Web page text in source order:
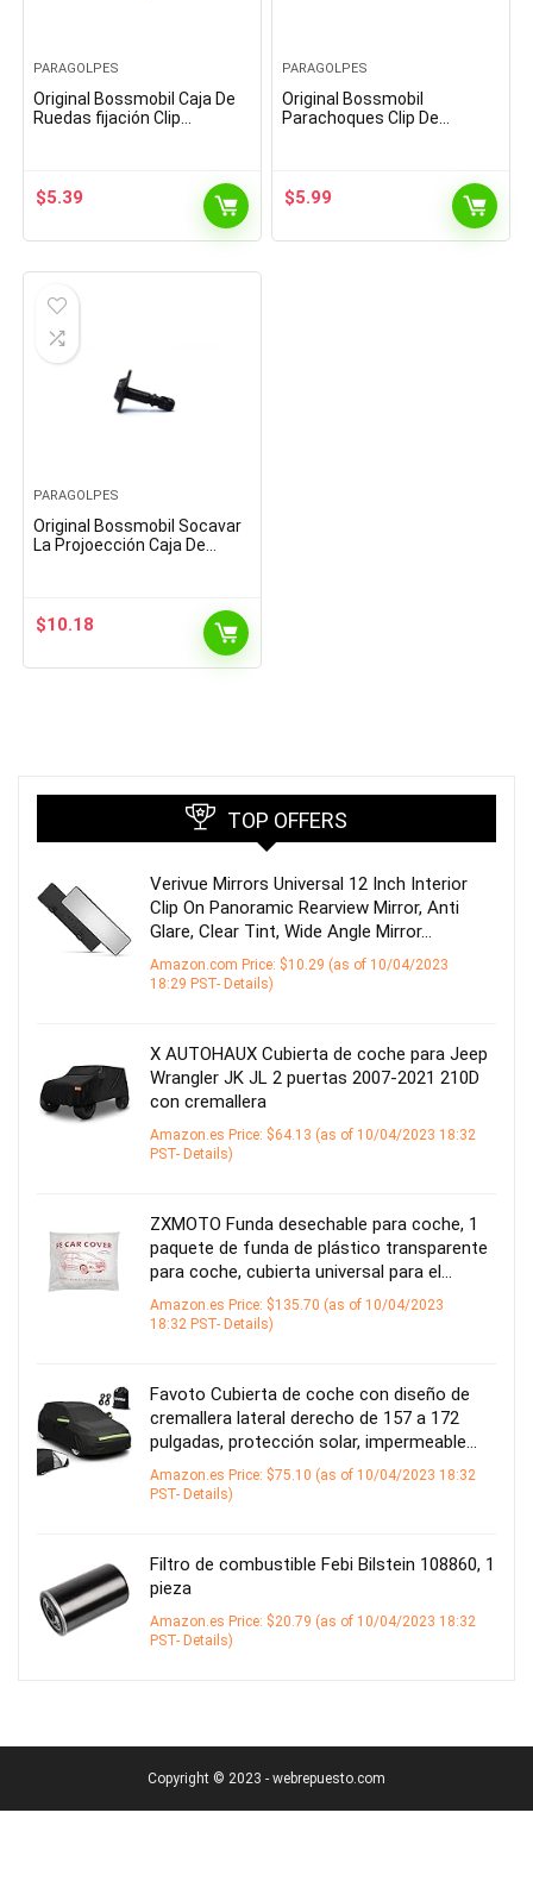
PARAGOLPES
Original Bossmobil Caja De
Ruedas fijación Clip
$5.39
PARAGOLPES
Original Bossmobil
Parachoques Clip De
$5.99
PARAGOLPES
Original Bossmobil Socavar
La Projoección Caja De
$10.18
TOP OFFERS
Verivue Mirrors Universal 12 Inch Interior
Clip On Panoramic Rearview Mirror, Anti
Glare, Clear Tint, Wide Angle Mirror…
Amazon.com Price: $10.29 (as of 10/04/2023
18:29 PST- Details)
X AUTOHAUX Cubierta de coche para Jeep
Wrangler JK JL 2 puertas 2007-2021 210D
con cremallera
Amazon.es Price: $64.13 (as of 10/04/2023 18:32
PST- Details)
ZXMOTO Funda desechable para coche, 1
paquete de funda de plástico transparente
para coche, cubierta universal para el…
Amazon.es Price: $135.70 (as of 10/04/2023
18:32 PST- Details)
Favoto Cubierta de coche con diseño de
cremallera lateral derecho de 157 a 172
pulgadas, protección solar, impermeable…
Amazon.es Price: $75.10 (as of 10/04/2023 18:32
PST- Details)
Filtro de combustible Febi Bilstein 108860, 1
pieza
Amazon.es Price: $20.79 (as of 10/04/2023 18:32
PST- Details)
Copyright © 2023 - webrepuesto.com